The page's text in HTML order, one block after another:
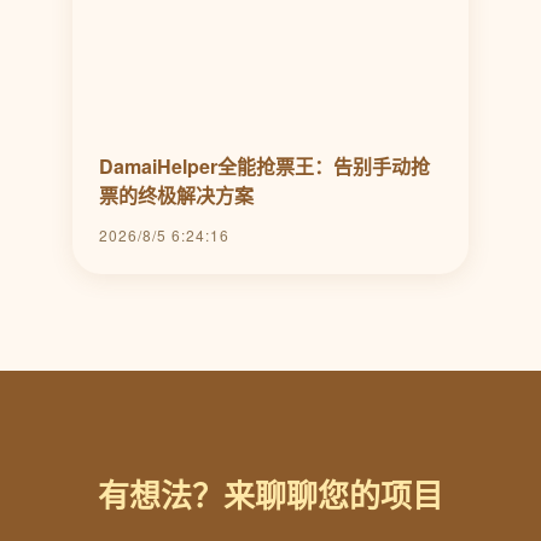
DamaiHelper全能抢票王：告别手动抢
票的终极解决方案
2026/8/5 6:24:16
有想法？来聊聊您的项目